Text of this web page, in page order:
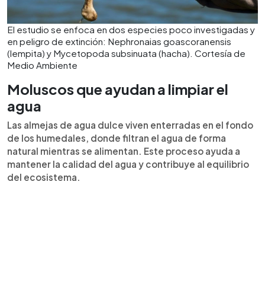
El estudio se enfoca en dos especies poco investigadas y
en peligro de extinción: Nephronaias goascoranensis
(lempita) y Mycetopoda subsinuata (hacha). Cortesía de
Medio Ambiente
Moluscos que ayudan a limpiar el
agua
Las almejas de agua dulce viven enterradas en el fondo
de los humedales, donde filtran el agua de forma
natural mientras se alimentan. Este proceso ayuda a
mantener la calidad del agua y contribuye al equilibrio
del ecosistema.